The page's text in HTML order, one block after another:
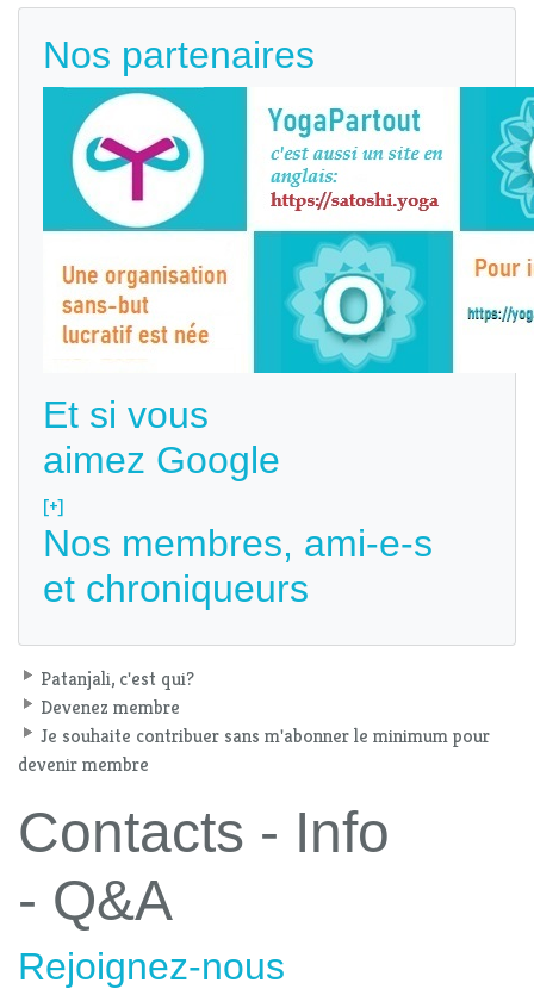
Nos partenaires
Et si vous
aimez Google
[+]
Nos membres, ami-e-s
et chroniqueurs
Patanjali, c'est qui?
Devenez membre
Je souhaite contribuer sans m'abonner le minimum pour
devenir membre
Contacts - Info
- Q&A
Rejoignez-nous